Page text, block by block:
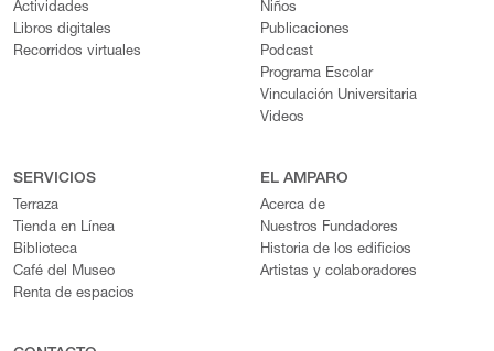
Actividades
Libros digitales
Recorridos virtuales
Niños
Publicaciones
Podcast
Programa Escolar
Vinculación Universitaria
Videos
SERVICIOS
Terraza
Tienda en Línea
Biblioteca
Café del Museo
Renta de espacios
EL AMPARO
Acerca de
Nuestros Fundadores
Historia de los edificios
Artistas y colaboradores